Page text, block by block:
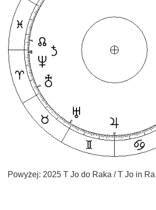
Powyżej: 2025 T Jo do Raka / T Jo in